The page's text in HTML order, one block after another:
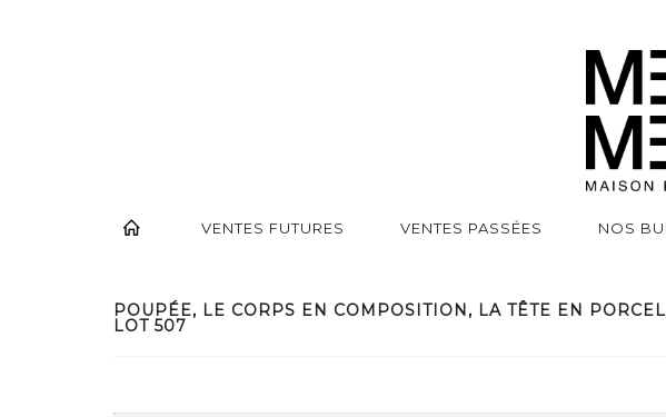
VENTES FUTURES VENTES PASSÉES NOS
POUPÉE, LE CORPS EN COMPOSITION, LA TÊTE EN
LOT 507